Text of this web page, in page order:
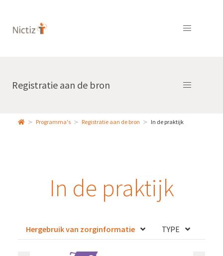
Registratie aan de bron
Programma's Registratie aan de bron In de praktijk
In de praktijk
Hergebruik van zorginformatie TYPE